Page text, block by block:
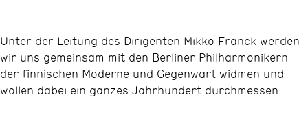
Unter der Leitung des Dirigenten Mikko Franck werden
wir uns gemeinsam mit den Berliner Philharmonikern
der finnischen Moderne und Gegenwart widmen und
wollen dabei ein ganzes Jahrhundert durchmessen.